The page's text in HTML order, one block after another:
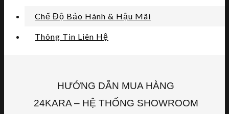
Chế Độ Bảo Hành & Hậu Mãi
Thông Tin Liên Hệ
HƯỚNG DẪN MUA HÀNG
24KARA – HỆ THỐNG SHOWROOM